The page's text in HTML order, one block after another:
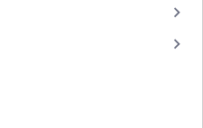
keyboard_arrow_right
keyboard_arrow_right